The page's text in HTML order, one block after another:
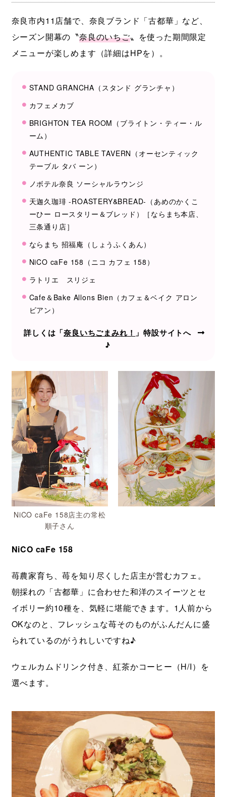
奈良市内11店舗で、奈良ブランド「古都華」など、
シーズン開幕の〝奈良のいちご〟を使った期間限定
メニューが楽しめます（詳細はHPを）。
STAND GRANCHA（スタンド グランチャ）
カフェメカブ
BRIGHTON TEA ROOM（ブライトン・ティー・ル
ーム）
AUTHENTIC TABLE TAVERN（オーセンティック
テーブル タバ ーン）
ノボテル奈良 ソーシャルラウンジ
天迦久珈琲 -ROASTERY&BREAD-（あめのかくこ
ーひー ロースタリー＆ブレッド）［ならまち本店、
三条通り店］
ならまち 招福庵（しょうふくあん）
NiCO caFe 158（ニコ カフェ 158）
ラトリエ スリジェ
Cafe＆Bake Allons Bien（カフェ＆ベイク アロン
ビアン）
詳しくは「奈良いちごまみれ！ 」特設サイトへ
♪
NiCO caFe 158店主の常松
順子さん
NiCO caFe 158
苺農家育ち、苺を知り尽くした店主が営むカフェ。
朝採れの「古都華」に合わせた和洋のスイーツとセ
イボリー約10種を、気軽に堪能できます。1人前から
OKなのと、フレッシュな苺そのものがふんだんに盛
られているのがうれしいですね♪
ウェルカムドリンク付き、紅茶かコーヒー（H/I）を
選べます。